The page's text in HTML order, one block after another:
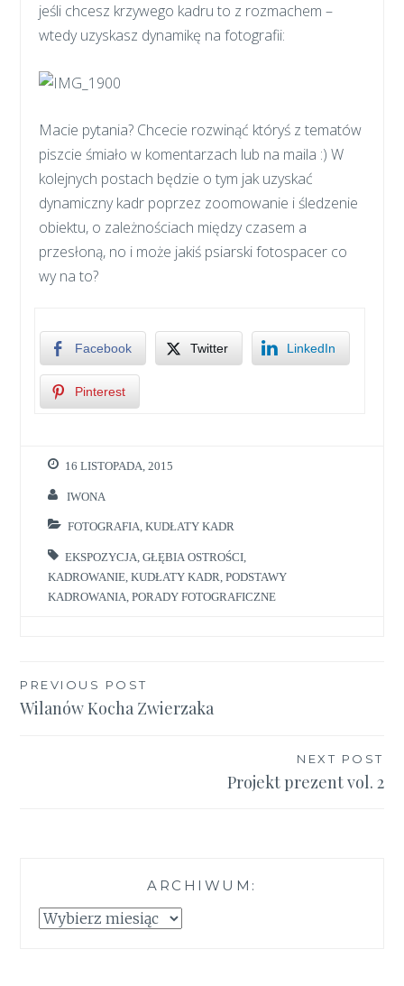
jeśli chcesz krzywego kadru to z rozmachem –
wtedy uzyskasz dynamikę na fotografii:
Macie pytania? Chcecie rozwinąć któryś z tematów
piszcie śmiało w komentarzach lub na maila :) W
kolejnych postach będzie o tym jak uzyskać
dynamiczny kadr poprzez zoomowanie i śledzenie
obiektu, o zależnościach między czasem a
przesłoną, no i może jakiś psiarski fotospacer co
wy na to?
Facebook Twitter LinkedIn
Pinterest
16 LISTOPADA, 2015
IWONA
FOTOGRAFIA ,KUDŁATY KADR
EKSPOZYCJA ,GŁĘBIA OSTROŚCI
KADROWANIE ,KUDŁATY KADR ,PODSTAWY
KADROWANIA ,PORADY FOTOGRAFICZNE
Nawigacja
wpisu
PREVIOUS POST
Wilanów Kocha Zwierzaka
NEXT POST
Projekt prezent vol. 2
ARCHIWUM:
Archiwum: